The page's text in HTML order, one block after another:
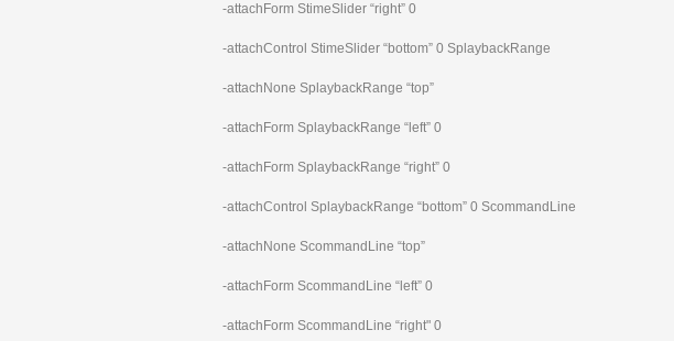
-attachForm StimeSlider “right” 0
-attachControl StimeSlider “bottom” 0 SplaybackRange
-attachNone SplaybackRange “top”
-attachForm SplaybackRange “left” 0
-attachForm SplaybackRange “right” 0
-attachControl SplaybackRange “bottom” 0 ScommandLine
-attachNone ScommandLine “top”
-attachForm ScommandLine “left” 0
-attachForm ScommandLine “right" 0